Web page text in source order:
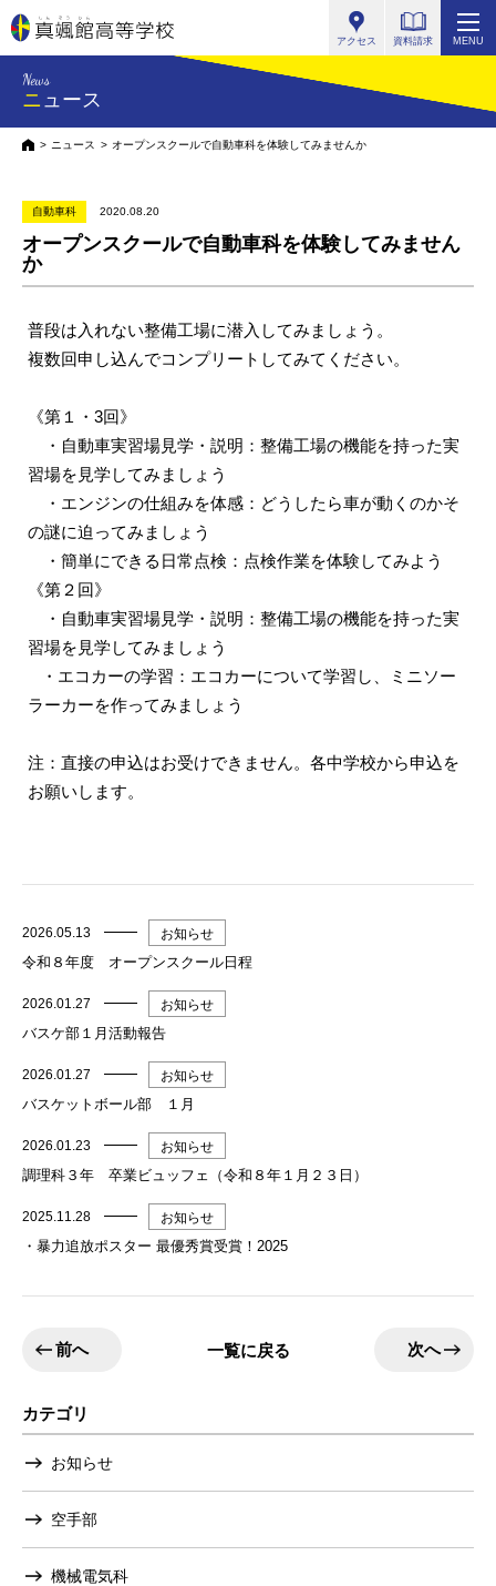
アクセス 資料請求 MENU
News
ニュース
HOMEニュース オープンスクールで自動車科を体験してみませんか
自動車科 2020.08.20
オープンスクールで自動車科を体験してみません
か
普段は入れない整備工場に潜入してみましょう。
複数回申し込んでコンプリートしてみてください。
《第１・3回》
・自動車実習場見学・説明：整備工場の機能を持った実
習場を見学してみましょう
・エンジンの仕組みを体感：どうしたら車が動くのかそ
の謎に迫ってみましょう
・簡単にできる日常点検：点検作業を体験してみよう
《第２回》
・自動車実習場見学・説明：整備工場の機能を持った実
習場を見学してみましょう
・エコカーの学習：エコカーについて学習し、ミニソー
ラーカーを作ってみましょう
注：直接の申込はお受けできません。各中学校から申込を
お願いします。
2026.05.13 お知らせ
令和８年度 オープンスクール日程
2026.01.27 お知らせ
バスケ部１月活動報告
2026.01.27 お知らせ
バスケットボール部 １月
2026.01.23 お知らせ
調理科３年 卒業ビュッフェ（令和８年１月２３日）
2025.11.28 お知らせ
・暴力追放ポスター 最優秀賞受賞！2025
前へ 一覧に戻る 次へ
カテゴリ
お知らせ
空手部
機械電気科